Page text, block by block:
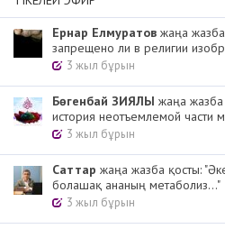
Ернар Елмуратов жаңа
запрещено ли в религии
3 жыл бұрын
Бөгенбай ЗИЯЛЫ жаңа
история неотъемлемой части
3 жыл бұрын
Cаттар жаңа жазба қосты: "Әке
болашақ ананың метаболиз..."
3 жыл бұрын